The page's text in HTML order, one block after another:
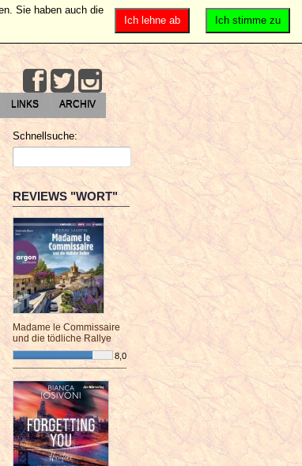
LINKS ARCHIV
Schnellsuche:
REVIEWS "WORT"
Madame le Commissaire
und die tödliche Rallye
8,0
¯¯¯¯¯¯¯¯¯¯¯¯¯¯¯¯¯¯¯¯¯¯¯¯
Ich stimme zu
Ich lehne ab
Sie haben auch die